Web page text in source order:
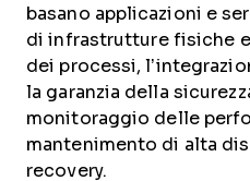
basano applicazioni e
di infrastrutture fisiche
dei processi,
la garanzia della
monitoraggio delle
mantenimento di alta
recovery.